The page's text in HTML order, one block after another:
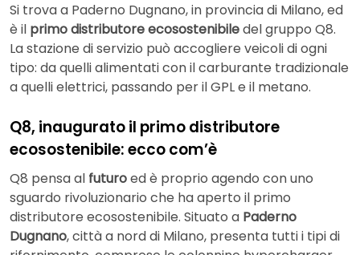
Si trova a Paderno Dugnano, in provincia di Milano, ed
è il primo distributore ecosostenibiledel gruppo Q8.
La stazione di servizio può accogliere veicoli di ogni
tipo: da quelli alimentati con il carburante tradizionale
a quelli elettrici, passando per il GPL e il metano.
Q8, inaugurato il primo distributore
ecosostenibile: ecco com’è
Q8 pensa al futuroed è proprio agendo con uno
sguardo rivoluzionario che ha aperto il primo
distributore ecosostenibile. Situato a Paderno
Dugnano, città a nord di Milano, presenta tutti i tipi di